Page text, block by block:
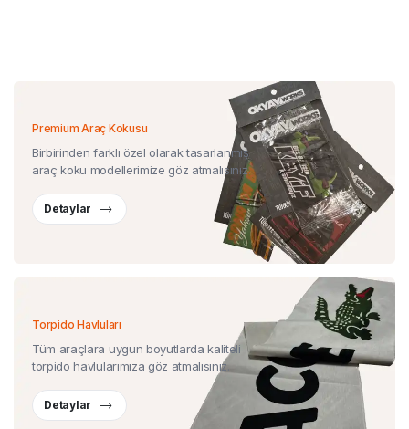
Premium Araç Kokusu
Birbirinden farklı özel olarak tasarlanmış
araç koku modellerimize göz atmalısınız.
Detaylar
Torpido Havluları
Tüm araçlara uygun boyutlarda kaliteli
torpido havlularımıza göz atmalısınız.
Detaylar